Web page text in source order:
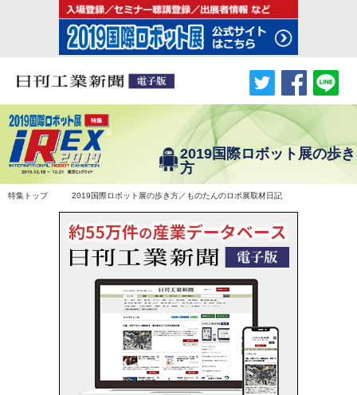
特集トップ 2019国際ロボット展の歩き方／ものたんのロボ展取材日記
2019国際ロボット展の歩き
方